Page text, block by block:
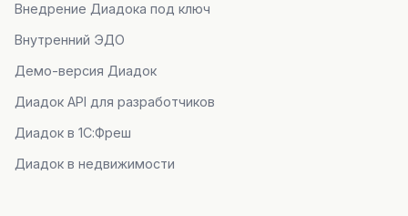
Внедрение Диадока под ключ
Внутренний ЭДО
Демо-версия Диадок
Диадок API для разработчиков
Диадок в 1С:Фреш
Диадок в недвижимости